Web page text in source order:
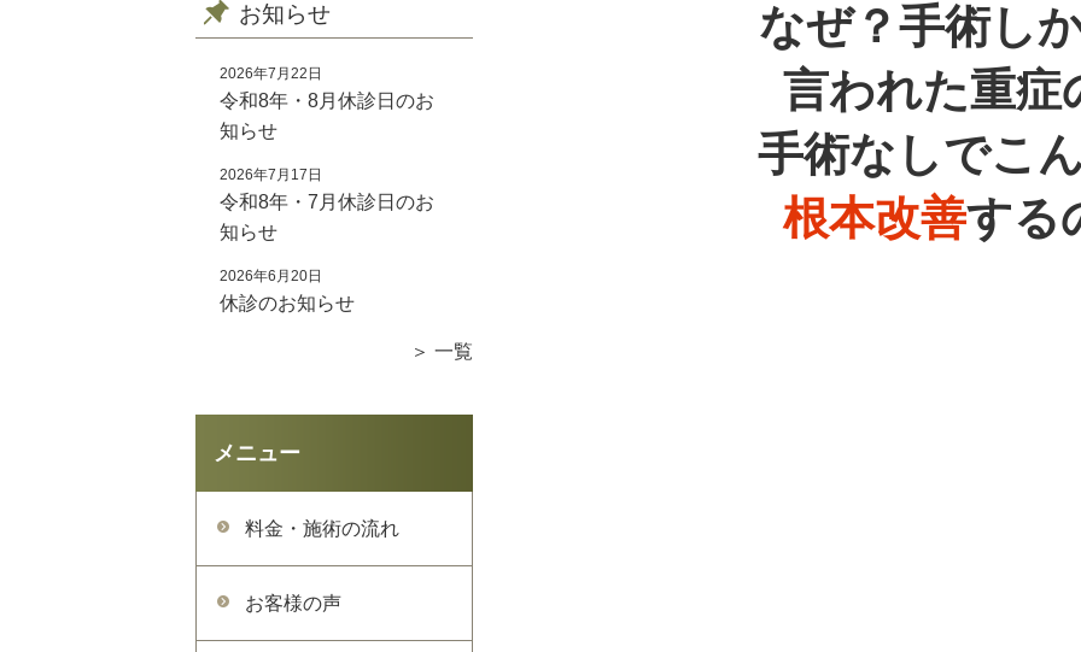
なぜ？手術し
言われた重症
手術なしでこ
根本改善する
お知らせ
2026年7月22日
令和8年・8月休診日のお
知らせ
2026年7月17日
令和8年・7月休診日のお
知らせ
2026年6月20日
休診のお知らせ
＞ 一覧
メニュー
料金・施術の流れ
お客様の声